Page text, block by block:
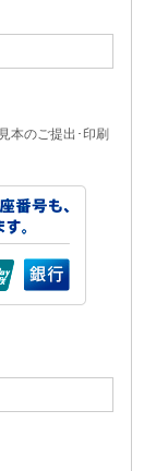
本のご提出･印刷